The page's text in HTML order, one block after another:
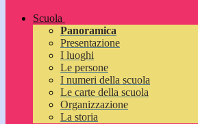
Scuola
Panoramica
Presentazione
I luoghi
Le persone
I numeri della scuola
Le carte della scuola
Organizzazione
La storia